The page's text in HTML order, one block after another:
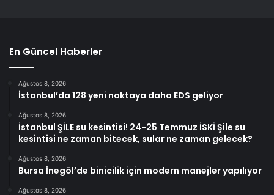
En Güncel Haberler
Ağustos 8, 2026
İstanbul’da 128 yeni noktaya daha EDS geliyor
Ağustos 8, 2026
İstanbul ŞİLE su kesintisi! 24-25 Temmuz İSKİ Şile su
kesintisi ne zaman bitecek, sular ne zaman gelecek?
Ağustos 8, 2026
Bursa İnegöl’de binicilik için modern manejler yapılıyor
Ağustos 8, 2026